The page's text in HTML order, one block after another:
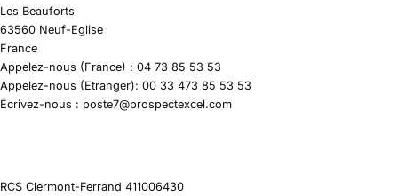
Les Beauforts
63560 Neuf-Eglise
France
Appelez-nous (France) : 04 73 85 53 53
Appelez-nous (Etranger): 00 33 473 85 53 53
Écrivez-nous : poste7@prospectexcel.com
RCS Clermont-Ferrand 411006430